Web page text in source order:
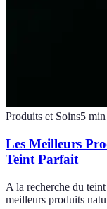
Produits et Soins5 min
Les Meilleurs
Teint Parfait
A la recherche du
meilleurs produits